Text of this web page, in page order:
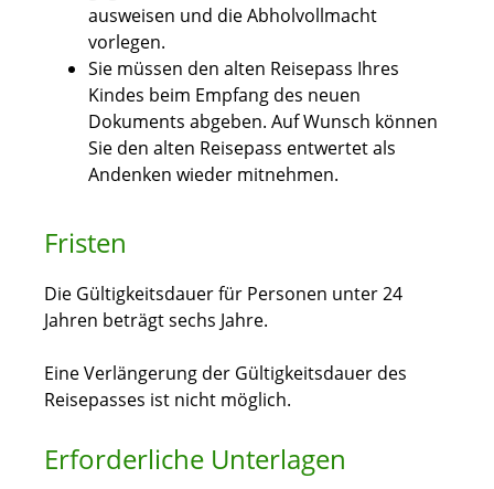
ausweisen und die Abholvollmacht
vorlegen.
Sie müssen den alten Reisepass Ihres
Kindes beim Empfang des neuen
Dokuments abgeben. Auf Wunsch können
Sie den alten Reisepass entwertet als
Andenken wieder mitnehmen.
Fristen
Die Gültigkeitsdauerfür Personen unter 24
Jahren beträgt sechs Jahre.
Eine Verlängerung der Gültigkeitsdauer des
Reisepasses ist nicht möglich.
Erforderliche Unterlagen